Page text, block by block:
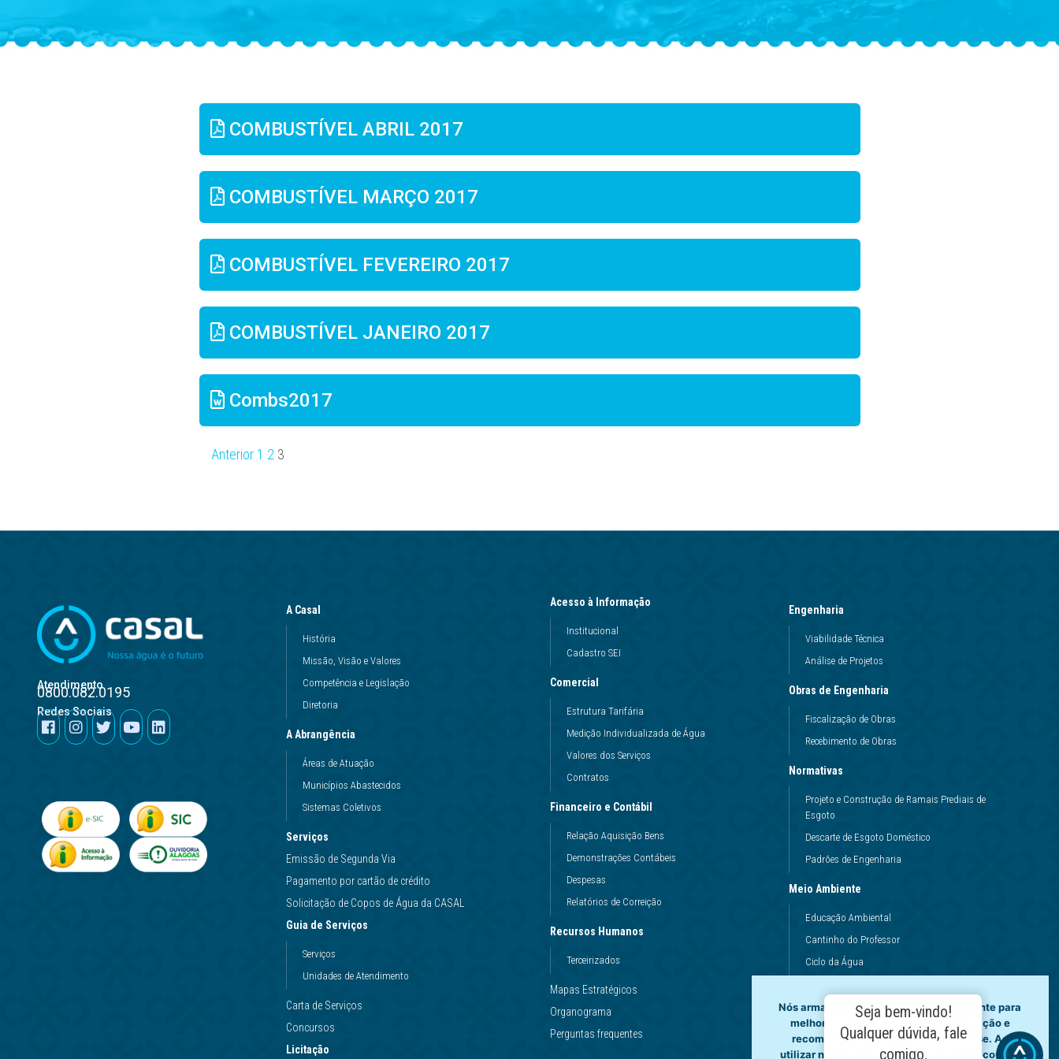
COMBUSTÍVEL ABRIL 2017
COMBUSTÍVEL MARÇO 2017
COMBUSTÍVEL FEVEREIRO 2017
COMBUSTÍVEL JANEIRO 2017
Combs2017
Anterior 1 2 3
Atendimento
0800.082.0195
Redes Sociais
A Casal
História
Missão, Visão e Valores
Competência e Legislação
Diretoria
A Abrangência
Áreas de Atuação
Municípios Abastecidos
Sistemas Coletivos
Serviços
Emissão de Segunda Via
Pagamento por cartão de crédito
Solicitação de Copos de Água da CASAL
Guia de Serviços
Serviços
Unidades de Atendimento
Carta de Serviços
Concursos
Licitação
Acesso à Informação
Institucional
Cadastro SEI
Comercial
Estrutura Tarifária
Medição Individualizada de Água
Valores dos Serviços
Contratos
Financeiro e Contábil
Relação Aquisição Bens
Demonstrações Contábeis
Despesas
Relatórios de Correição
Recursos Humanos
Terceirizados
Mapas Estratégicos
Organograma
Perguntas frequentes
Engenharia
Viabilidade Técnica
Análise de Projetos
Obras de Engenharia
Fiscalização de Obras
Recebimento de Obras
Normativas
Projeto e Construção de Ramais Prediais de
Esgoto
Descarte de Esgoto Doméstico
Padrões de Engenharia
Meio Ambiente
Educação Ambiental
Cantinho do Professor
Ciclo da Água
Dinâmicas da Escola
Princípios de Higiene
Utilização da Água
Nós armazenamos dados temporariamente para
melhorar a sua experiência de navegação e
recomendar conteúdo de seu interesse. Ao
utilizar nossos serviços, você concorda com tal
Seja bem-vindo!
Qualquer dúvida, fale
comigo.